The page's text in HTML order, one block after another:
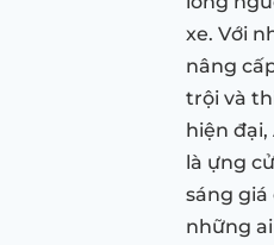
xe. Với
nâng
trội và
hiện đại,
là ựng
sáng giá
những